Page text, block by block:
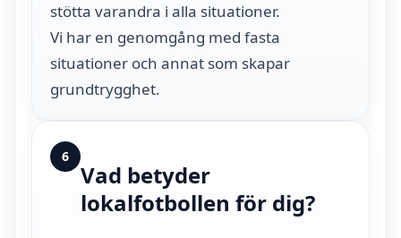
stötta varandra i alla situationer.
Vi har en genomgång med fasta
situationer och annat som skapar
grundtrygghet.
6
Vad betyder
lokalfotbollen för dig?